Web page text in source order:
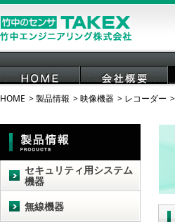
HOME 会社概要
HOME 製品情報 映像機器 レコーダー
セキュリティ用システム
機器
無線機器